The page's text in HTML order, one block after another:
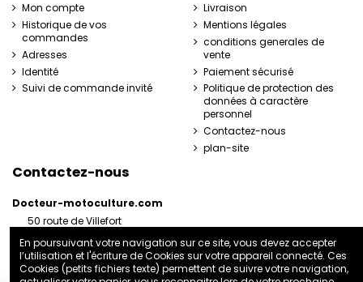
Mon compte
Historique de vos
commandes
Adresses
Identité
Suivi de commande invité
Livraison
Mentions légales
conditions generales de
vente
Paiement sécurisé
Politique de protection des
données à caractère
personnel
Contactez-nous
plan-site
Contactez-nous
Docteur-motoculture.com
50 route de Villefort
France
06 35 41 62 07
En poursuivant votre navigation sur ce site, vous devez accepter
l’utilisation et l'écriture de Cookies sur votre appareil connecté. Ces
Cookies (petits fichiers texte) permettent de suivre votre navigation,